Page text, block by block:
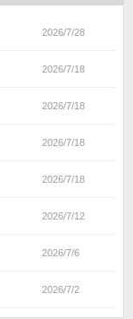
2026/7/28
2026/7/18
2026/7/18
2026/7/18
2026/7/18
2026/7/12
2026/7/6
2026/7/2